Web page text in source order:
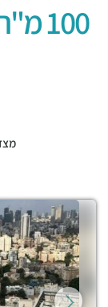
100 מ"ר, עם מרפסת מהממת